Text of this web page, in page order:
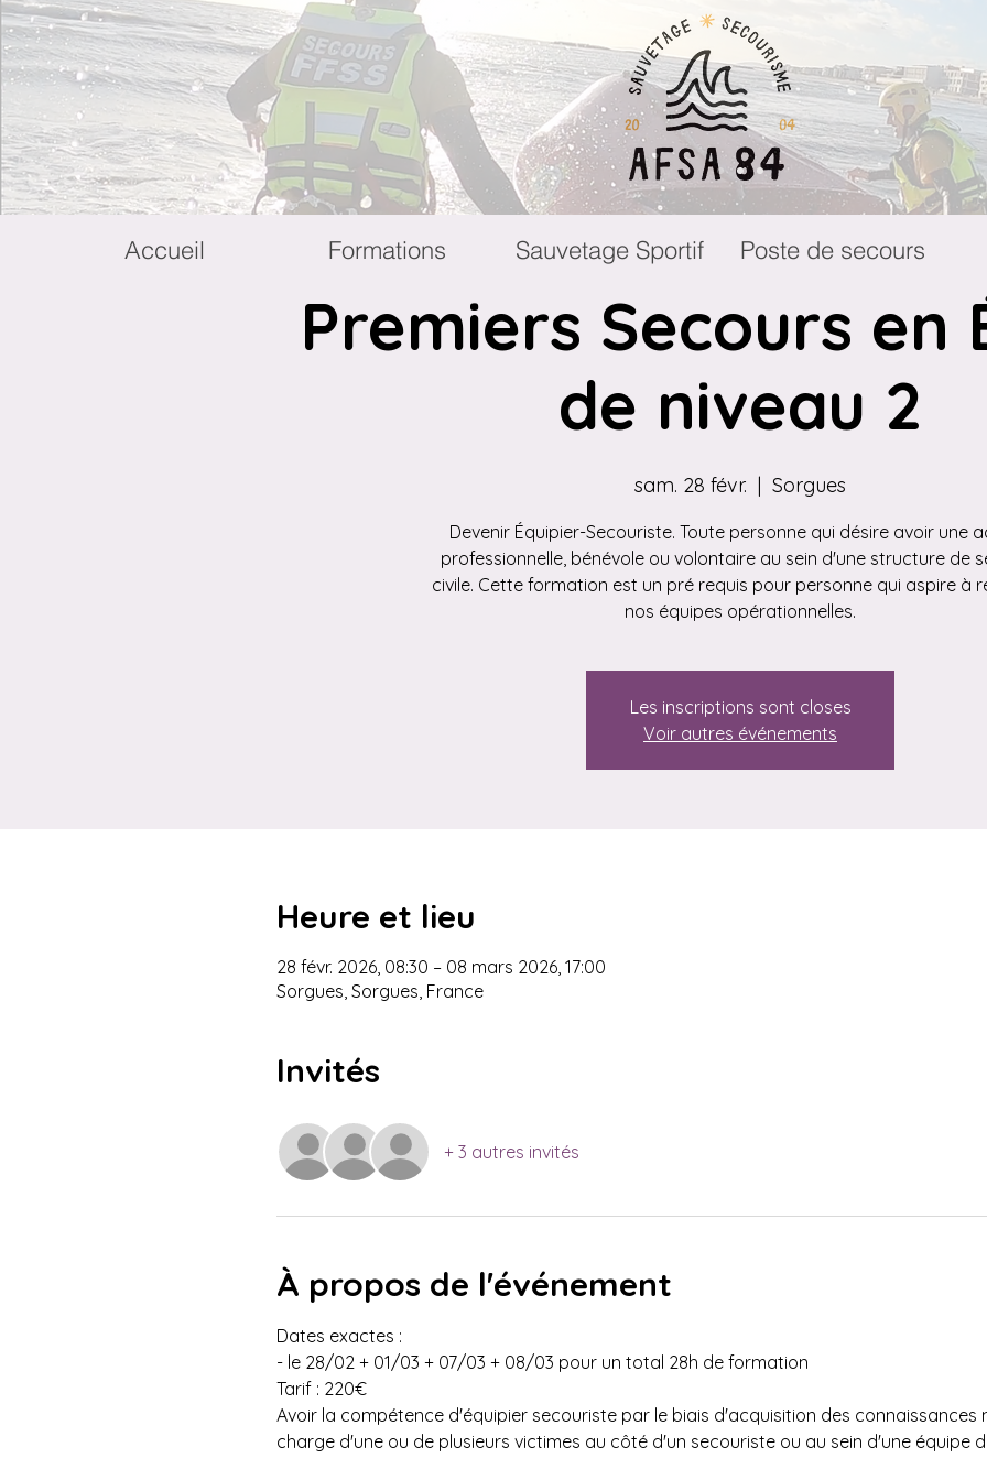
Premiers Secours en
de niveau 2
sam. 28 févr.
  |
Sorgues
Devenir Équipier-Secouriste. Toute personne qui désire avoir une
professionnelle, bénévole ou volontaire au sein d'une structure de
civile. Cette formation est un pré requis pour personne qui aspire à
nos équipes opérationnelles.
Les inscriptions sont closes
Voir autres événements
Heure et lieu
28 févr. 2026, 08:30 – 08 mars 2026, 17:00
Sorgues, Sorgues, France
Invités
+ 3 autres invités
À propos de l'événement
Dates exactes :
- le 28/02 + 01/03 + 07/03 + 08/03 pour un total 28h de formation
Tarif : 220€
Avoir la compétence d'équipier secouriste par le biais d'acquisition des connaissances
charge d'une ou de plusieurs victimes au côté d'un secouriste ou au sein d'une équipe
Accueil Formations Sauvetage Sportif Poste de secours